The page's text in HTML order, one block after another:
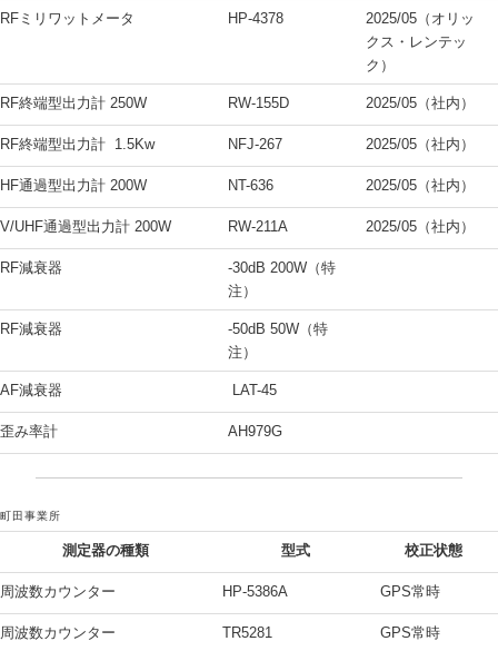
RFミリワットメータ HP-4378
2025/05（オリッ
クス・レンテッ
ク）
RF終端型出力計 250W RW-155D 2025/05（社内）
RF終端型出力計 1.5Kw NFJ-267 2025/05（社内）
HF通過型出力計 200W NT-636 2025/05（社内）
V/UHF通過型出力計 200W RW-211A 2025/05（社内）
RF減衰器
-30dB 200W（特
注）
RF減衰器
-50dB 50W（特
注）
AF減衰器 LAT-45
歪み率計 AH979G
町田事業所
測定器の種類 型式 校正状態
周波数カウンター HP-5386A GPS常時
周波数カウンター TR5281 GPS常時